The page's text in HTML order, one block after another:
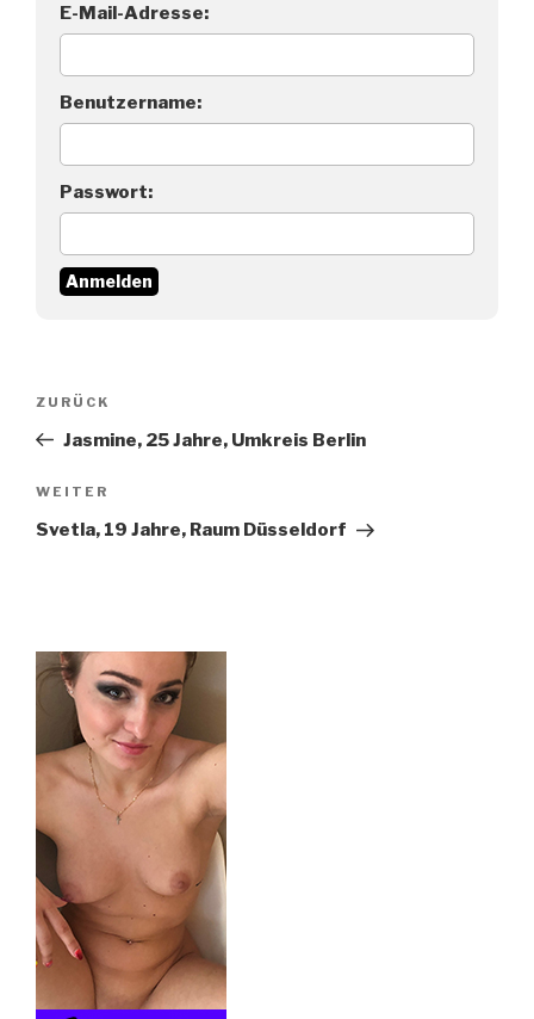
E-Mail-Adresse:
Benutzername:
Passwort:
Beitragsnavigation
Vorheriger
Beitrag
ZURÜCK
Jasmine, 25 Jahre, Umkreis Berlin
Nächster
Beitrag
WEITER
Svetla, 19 Jahre, Raum Düsseldorf